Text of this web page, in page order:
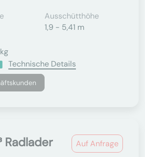
Ausschütthöhe
1,9 - 5,41 m
Technische Details
Auf Anfrage
Radlader